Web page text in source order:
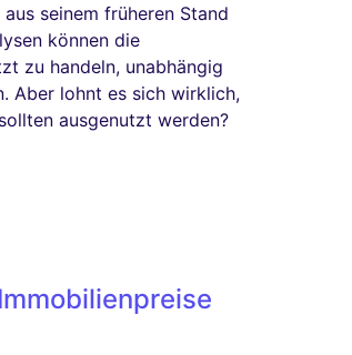
seinem früheren Stand
können die
zu handeln, unabhängig
Aber lohnt es sich wirklich,
ausgenutzt werden?